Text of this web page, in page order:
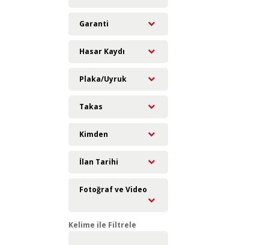
Garanti
Hasar Kaydı
Plaka/Uyruk
Takas
Kimden
İlan Tarihi
Fotoğraf ve Video
Kelime ile Filtrele